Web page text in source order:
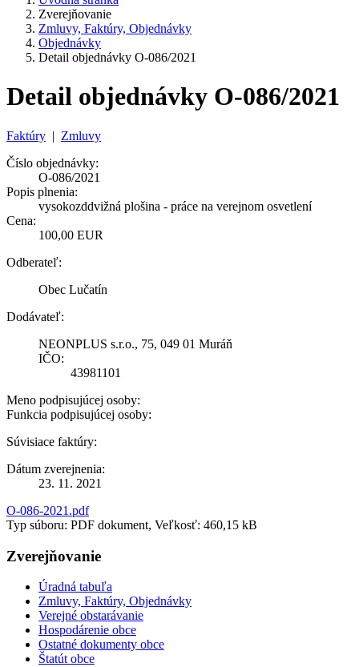
Zverejňovanie
Zmluvy, Faktúry, Objednávky
Objednávky
Detail objednávky O-086/2021
Detail objednávky O-086/2021
Faktúry | Zmluvy
Číslo objednávky:
O-086/2021
Popis plnenia:
vysokozddvižná plošina - práce na verejnom osvetlení
Cena:
100,00 EUR
Odberateľ:
Obec Lučatín
Dodávateľ:
NEONPLUS s.r.o., 75, 049 01 Muráň
IČO:
43981101
Meno podpisujúcej osoby:
Funkcia podpisujúcej osoby:
Súvisiace faktúry:
Dátum zverejnenia:
23. 11. 2021
O-086-2021.pdf
Typ súboru: PDF dokument, Veľkosť: 460,15 kB
Zverejňovanie
Úradná tabuľa
Zmluvy, Faktúry, Objednávky
Verejné obstarávanie
Hospodárenie obce
Ostatné dokumenty obce
Štatút obce